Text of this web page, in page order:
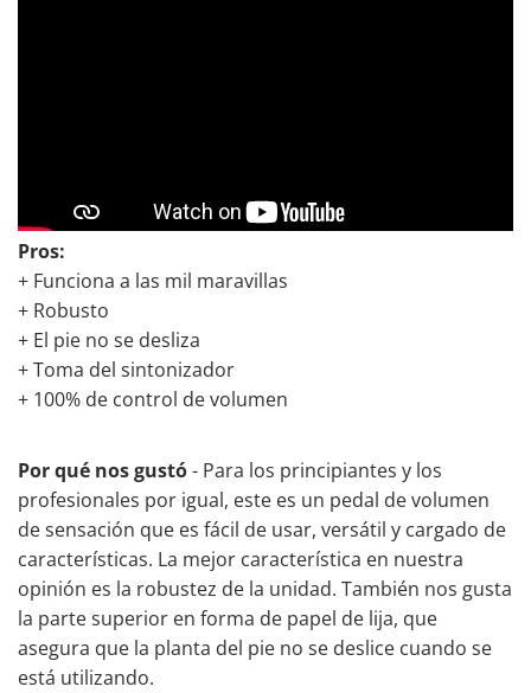
Pros:
+ Funciona a las mil maravillas
+ Robusto
+ El pie no se desliza
+ Toma del sintonizador
+ 100% de control de volumen
Por qué nos gustó- Para los principiantes y los
profesionales por igual, este es un pedal de volumen
de sensación que es fácil de usar, versátil y cargado de
características. La mejor característica en nuestra
opinión es la robustez de la unidad. También nos gusta
la parte superior en forma de papel de lija, que
asegura que la planta del pie no se deslice cuando se
está utilizando.